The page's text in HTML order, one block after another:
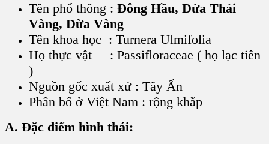
Tên phổ thông : Đông Hầu, Dừa Thái
Vàng, Dừa Vàng
Tên khoa học : Turnera Ulmifolia
Họ thực vật : Passifloraceae ( họ lạc tiên
)
Nguồn gốc xuất xứ: Tây Ấn
Phân bổ ở Việt Nam : rộng khắp
A. Đặc điểm hình thái: